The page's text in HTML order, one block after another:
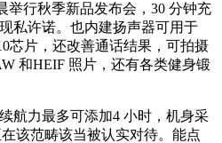
行秋季新品发布会，30 分钟充
私许诺。也内建扬声器可用于
芯片，还改善通话结果，可拍摄
和HEIF 照片，还有各类健身锻
力最多可添加4 小时，机身采
该范畴该当被认实对待。能点